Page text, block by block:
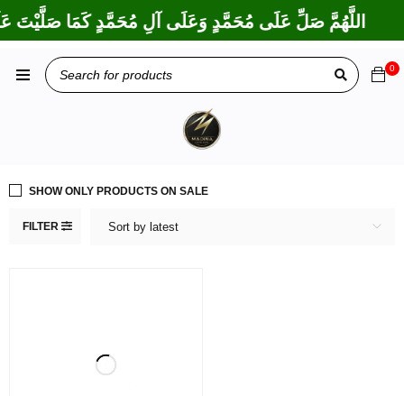
اللَّهُمَّ صَلِّ عَلَى مُحَمَّدٍ وَعَلَى آلِ مُحَمَّدٍ كَمَا صَلَّيْتَ
0
FILTER Sort by latest
SHOW ONLY PRODUCTS ON SALE